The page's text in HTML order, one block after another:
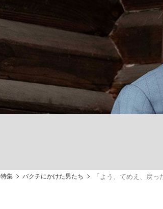
《BTS厳戒トーキョー滞在記》RM→渋谷で飲
終戦から81年
#玉木雄一郎
#
特集 バクチにかけた男たち 「よう、てめえ、戻